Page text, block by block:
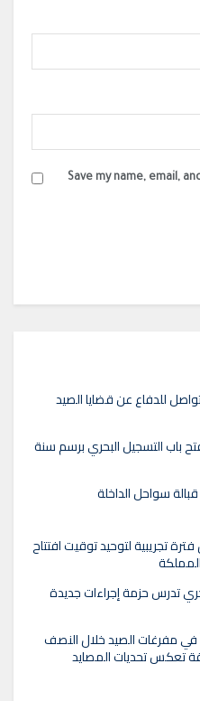
Save my name, email,
للدفاع عن قضايا الصيد
باب التسجيل البحري برسم سنة
تجريبية لتوحيد توقيت افتتاح
تدرس حزمة إجراءات جديدة
في مفرغات الصيد خلال النصف
مقلقة تعكس تحديات المصايد